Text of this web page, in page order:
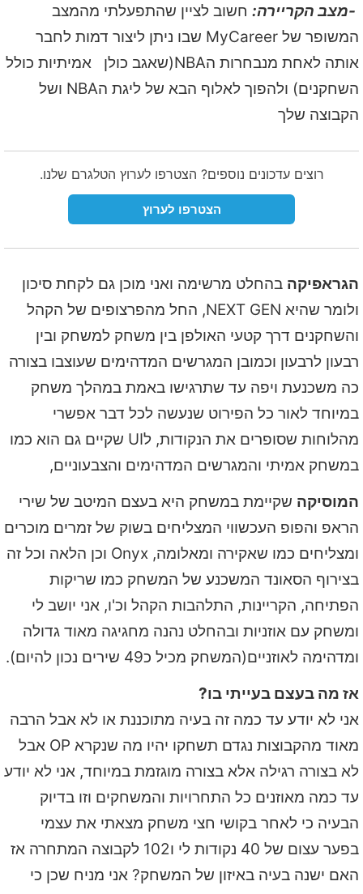
-מצב הקריירה: חשוב לציין שהתפעלתי מהמצב
המשופר של MyCareer שבו ניתן ליצור דמות לחבר
אותה לאחת מנבחרות הNBA(שאגב כולן אמיתיות כולל
השחקנים) ולהפוך לאלוף הבא של ליגת הNBA ושל
הקבוצה שלך
רוצים עדכונים נוספים? הצטרפו לערוץ הטלגרם שלנו.
הצטרפו לערוץ
הגראפיקה בהחלט מרשימה ואני מוכן גם לקחת סיכון
ולומר שהיא NEXT GEN, החל מהפרצופים של הקהל
והשחקנים דרך קטעי האולפן בין משחק למשחק ובין
רבעון לרבעון וכמובן המגרשים המדהימים שעוצבו בצורה
כה משכנעת ויפה עד שתרגישו באמת במהלך משחק
במיוחד לאור כל הפירוט שנעשה לכל דבר אפשרי
מהלוחות שסופרים את הנקודות, לUI שקיים גם הוא כמו
במשחק אמיתי והמגרשים המדהימים והצבעוניים,
המוסיקה שקיימת במשחק היא בעצם המיטב של שירי
הראפ והפופ העכשווי המצליחים בשוק של זמרים מוכרים
ומצליחים כמו שאקירה ומאלומה, Onyx וכן הלאה וכל זה
בצירוף הסאונד המשכנע של המשחק כמו שריקות
הפתיחה, הקריינות, התלהבות הקהל וכ'ו, אני יושב לי
ומשחק עם אוזניות ובהחלט נהנה מחגיגה מאוד גדולה
ומדהימה לאוזניים(המשחק מכיל כ49 שירים נכון להיום).
אז מה בעצם בעייתי בו?
אני לא יודע עד כמה זה בעיה מתוכננת או לא אבל הרבה
מאוד מהקבוצות נגדם תשחקו יהיו מה שנקרא OP אבל
לא בצורה רגילה אלא בצורה מוגזמת במיוחד, אני לא יודע
עד כמה מאוזנים כל התחרויות והמשחקים וזו בדיוק
הבעיה כי לאחר בקושי חצי משחק מצאתי את עצמי
בפער עצום של 40 נקודות לי ו102 לקבוצה המתחרה אז
האם ישנה בעיה באיזון של המשחק? אני מניח שכן כי